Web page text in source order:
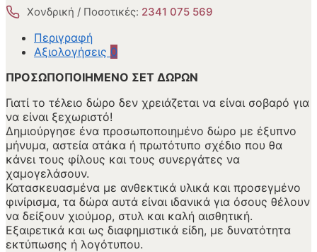
Χονδρική / Ποσοτικές: 2341 075 569
Περιγραφή
Αξιολογήσεις 0
ΠΡΟΣΩΠΟΠΟΙΗΜΕΝΟ ΣΕΤ ΔΩΡΩΝ
Γιατί το τέλειο δώρο δεν χρειάζεται να είναι σοβαρό για
να είναι ξεχωριστό!
Δημιούργησε ένα προσωποποιημένο δώρο με έξυπνο
μήνυμα, αστεία ατάκα ή πρωτότυπο σχέδιο που θα
κάνει τους φίλους και τους συνεργάτες να
χαμογελάσουν.
Κατασκευασμένα με ανθεκτικά υλικά και προσεγμένο
φινίρισμα, τα δώρα αυτά είναι ιδανικά για όσους θέλουν
να δείξουν χιούμορ, στυλ και καλή αισθητική.
Εξαιρετικά και ως διαφημιστικά είδη, με δυνατότητα
εκτύπωσης ή λογότυπου.